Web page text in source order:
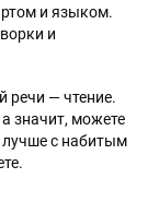
ртом и языком.
и
речи — чтение.
значит, можете
лучше с набитым